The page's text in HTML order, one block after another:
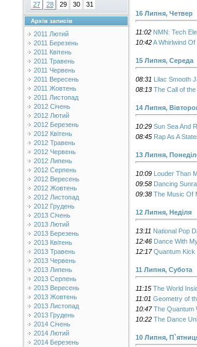
27
28 29 30 31
Архів записів
2011 Лютий
2011 Березень
2011 Квітень
2011 Травень
2011 Червень
2011 Вересень
2011 Жовтень
2011 Листопад
2012 Січень
2012 Лютий
2012 Березень
2012 Квітень
2012 Травень
2012 Червень
2012 Липень
2012 Серпень
2012 Вересень
2012 Жовтень
2012 Листопад
2012 Грудень
2013 Січень
2013 Лютий
2013 Березень
2013 Квітень
2013 Травень
2013 Червень
2013 Липень
2013 Серпень
2013 Вересень
2013 Жовтень
2013 Листопад
2013 Грудень
2014 Січень
2014 Лютий
2014 Березень
16 Липня, Четвер
11:02 NMN: Tech
10:42A Whirlwind
15 Липня, Середа
08:31 Lilac Smooth
08:13 The Call of
14 Липня,
10:29 Sun Sea And
08:45 Rap As A
13 Липня,
10:09 Louder Than
09:58 Dancing
09:38 The Music Of
12 Липня, Неділя
13:11 National Pop
12:46 Dance With
12:17 Quantum Kick
11 Липня, Субота
11:15 The World
11:01 Geometry of
10:47 The Quantum
10:22 The Dance
10 Липня,